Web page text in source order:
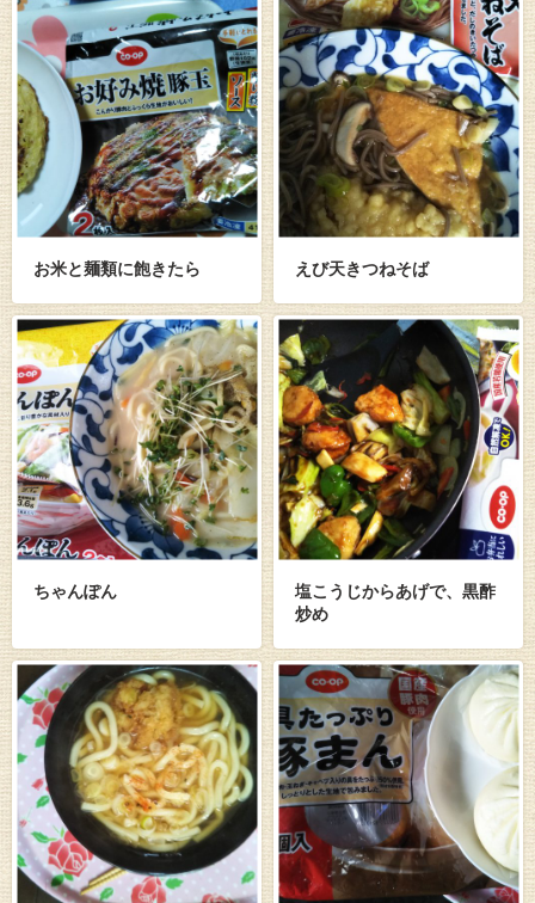
お米と麺類に飽きたら えび天きつねそば
ちゃんぽん
塩こうじからあげで、黒酢
炒め